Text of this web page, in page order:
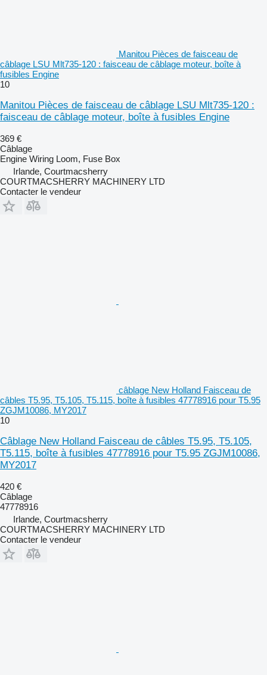
Manitou Pièces de faisceau de
câblage LSU Mlt735-120 : faisceau de câblage moteur, boîte à
fusibles Engine
10
Manitou Pièces de faisceau de câblage LSU Mlt735-120 :
faisceau de câblage moteur, boîte à fusibles Engine
369 €
Câblage
Engine Wiring Loom, Fuse Box
Irlande, Courtmacsherry
COURTMACSHERRY MACHINERY LTD
Contacter le vendeur
câblage New Holland Faisceau de
câbles T5.95, T5.105, T5.115, boîte à fusibles 47778916 pour T5.95
ZGJM10086, MY2017
10
Câblage New Holland Faisceau de câbles T5.95, T5.105,
T5.115, boîte à fusibles 47778916 pour T5.95 ZGJM10086,
MY2017
420 €
Câblage
47778916
Irlande, Courtmacsherry
COURTMACSHERRY MACHINERY LTD
Contacter le vendeur